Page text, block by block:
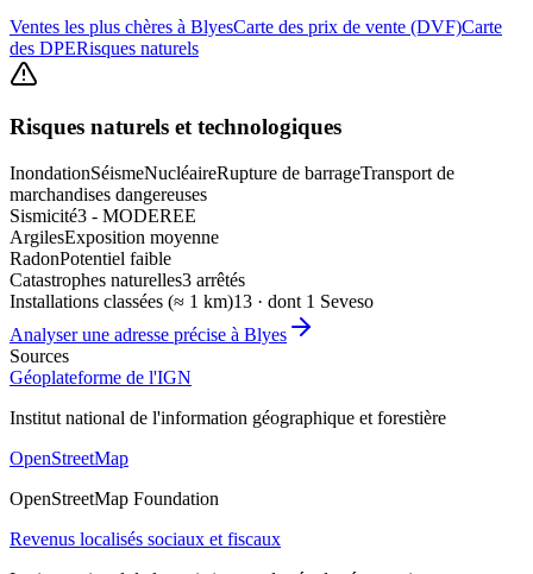
Ventes les plus chères à BlyesCarte des prix de vente (DVF)Carte
des DPERisques naturels
Risques naturels et technologiques
InondationSéismeNucléaireRupture de barrageTransport de
marchandises dangereuses
Sismicité3 - MODEREE
ArgilesExposition moyenne
RadonPotentiel faible
Catastrophes naturelles3 arrêtés
Installations classées (≈ 1 km)13 · dont 1 Seveso
Analyser une adresse précise à Blyes
Sources
Géoplateforme de l'IGN
Institut national de l'information géographique et forestière
OpenStreetMap
OpenStreetMap Foundation
Revenus localisés sociaux et fiscaux